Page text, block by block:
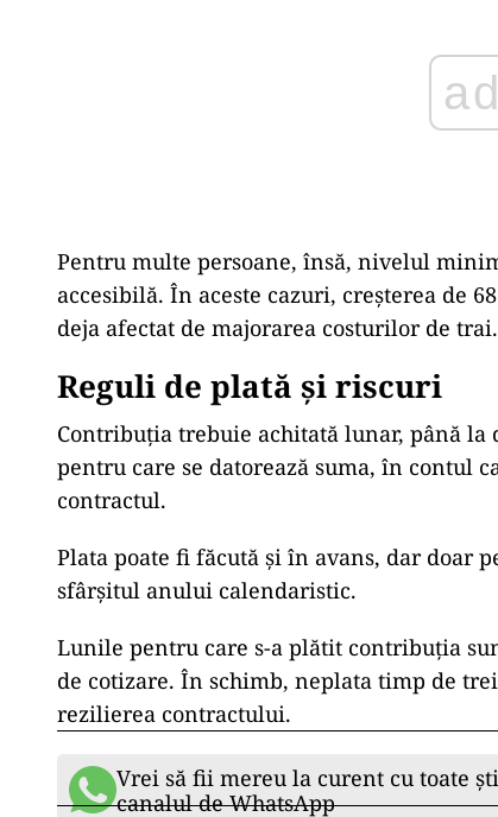
ad
Pentru multe persoane, însă, nivelul
accesibilă. În aceste cazuri, creșterea de
deja afectat de majorarea costurilor de trai.
Reguli de plată și riscuri
Contribuția trebuie achitată lunar, până
pentru care se datorează suma, în contul
contractul.
Plata poate fi făcută și în avans, dar doar
sfârșitul anului calendaristic.
Lunile pentru care s-a plătit contribuția
de cotizare. În schimb, neplata timp de
rezilierea contractului.
Vrei să fii mereu la curent cu toate
canalul de WhatsApp